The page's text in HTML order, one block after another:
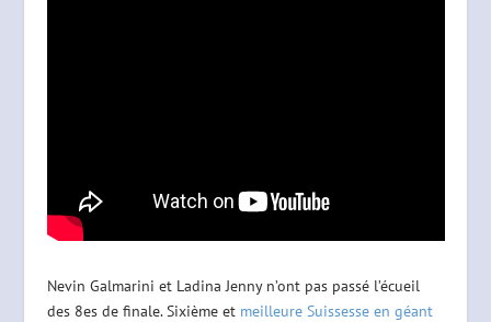
Nevin Galmarini et Ladina Jenny n’ont pas passé l’écueil
des 8es de finale. Sixième et meilleure Suissesse en géant